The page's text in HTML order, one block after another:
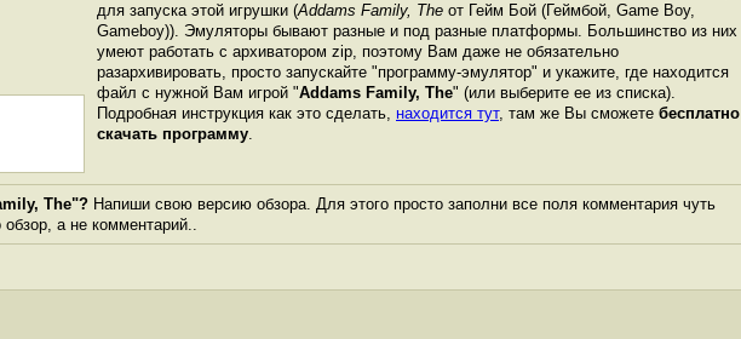
для запуска этой игрушки (Addams Family, The от Гейм Бой (Геймбой, Game Boy,
Gameboy)). Эмуляторы бывают разные и под разные платформы. Большинство из них
умеют работать с архиватором zip, поэтому Вам даже не обязательно
разархивировать, просто запускайте "программу-эмулятор" и укажите, где находится
файл с нужной Вам игрой "Addams Family, The" (или выберите ее из списка).
Подробная инструкция как это сделать, находится тут, там же Вы сможете бесплатно
скачать программу.
The"? Напиши свою версию обзора. Для этого просто заполни все поля комментария чуть
обзор, а не комментарий..